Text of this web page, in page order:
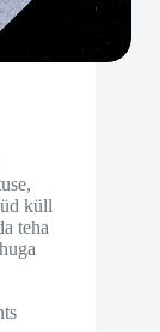
küll
teha